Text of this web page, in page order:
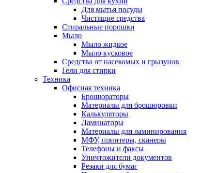
Для мытья посуды
Чистящие средства
Стиральные порошки
Мыло
Мыло жидкое
Мыло кусковое
Средства от насекомых и грызунов
Гели для стирки
Техника
Офисная техника
Брошюраторы
Материалы для брошюровки
Калькуляторы
Ламинаторы
Материалы для ламинирования
МФУ, принтеры, сканеры
Телефоны и факсы
Уничтожители документов
Резаки для бумаг